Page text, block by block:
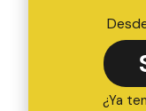
¿Ya